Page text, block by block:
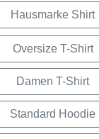
Hausmarke Shirt
Oversize T-Shirt
Damen T-Shirt
Standard Hoodie